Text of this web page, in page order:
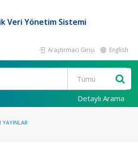
Veri Yönetim Sistemi
Araştırmacı Girişi English
Detaylı Arama
YAYINLAR